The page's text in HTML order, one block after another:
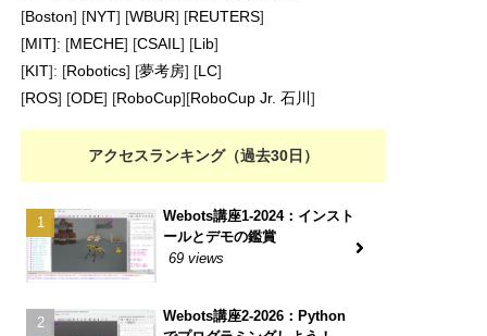
[Boston] [NYT] [WBUR] [REUTERS]
[MIT]: [MECHE] [CSAIL ] [Lib]
[KIT]: [Robotics] [夢考房] [LC]
[ROS] [ODE] [RoboCup][RoboCup Jr. 石川 ]
アクセスランキング（過去30日）
Webots講座1-2024：インスト
ールとデモの鑑賞
69 views
Webots講座2-2026：Python